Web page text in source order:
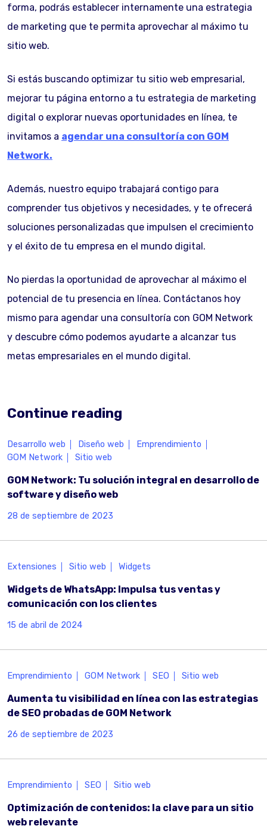
forma, podrás establecer internamente una estrategia
de marketing que te permita aprovechar al máximo tu
sitio web.
Si estás buscando optimizar tu sitio web empresarial,
mejorar tu página entorno a tu estrategia de marketing
digital o explorar nuevas oportunidades en línea, te
invitamos a agendar una consultoría con GOM
Network.
Además, nuestro equipo trabajará contigo para
comprender tus objetivos y necesidades, y te ofrecerá
soluciones personalizadas que impulsen el crecimiento
y el éxito de tu empresa en el mundo digital.
No pierdas la oportunidad de aprovechar al máximo el
potencial de tu presencia en línea. Contáctanos hoy
mismo para agendar una consultoría con GOM Network
y descubre cómo podemos ayudarte a alcanzar tus
metas empresariales en el mundo digital.
Continue reading
Desarrollo web Diseño web
Emprendimiento
GOM Network
Sitio web
GOM Network: Tu solución integral en desarrollo de
software y diseño web
28 de septiembre de 2023
Extensiones Sitio web Widgets
Widgets de WhatsApp: Impulsa tus ventas y
comunicación con los clientes
15 de abril de 2024
Emprendimiento GOM Network SEO Sitio web
Aumenta tu visibilidad en línea con las estrategias
de SEO probadas de GOM Network
26 de septiembre de 2023
Emprendimiento SEO Sitio web
Optimización de contenidos: la clave para un sitio
web relevante